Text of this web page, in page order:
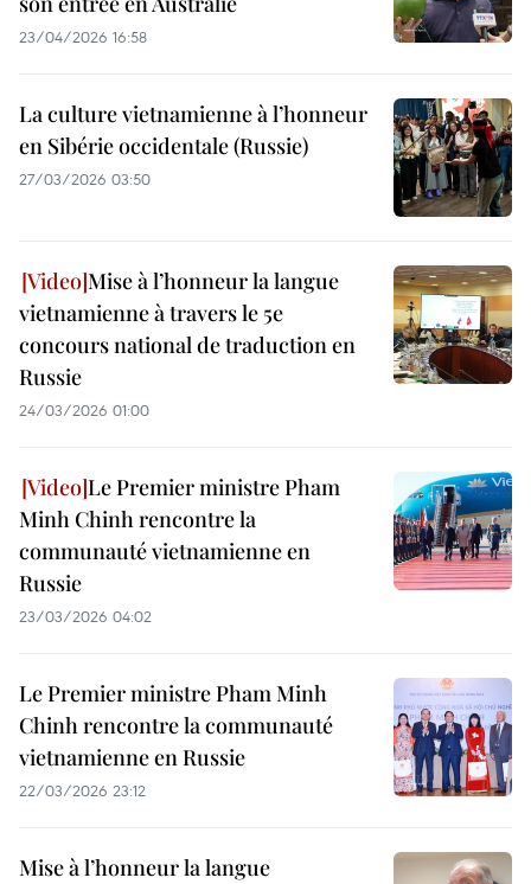
23/04/2026 16:58
La culture vietnamienne à l’honneur
en Sibérie occidentale (Russie)
27/03/2026 03:50
Mise à l’honneur la langue
vietnamienne à travers le 5e
concours national de traduction en
Russie
24/03/2026 01:00
Le Premier ministre Pham
Minh Chinh rencontre la
communauté vietnamienne en
Russie
23/03/2026 04:02
Le Premier ministre Pham Minh
Chinh rencontre la communauté
vietnamienne en Russie
22/03/2026 23:12
Mise à l’honneur la langue